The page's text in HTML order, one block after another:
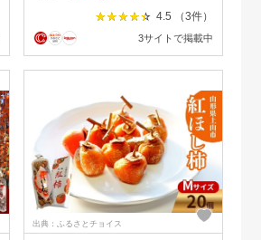
4.5 （3件）
3サイトで掲載中
出典：ふるさとチョイス